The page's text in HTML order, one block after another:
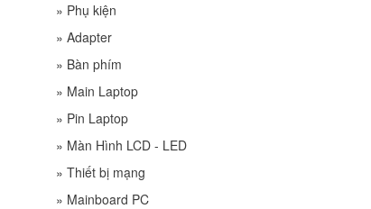
» Phụ kiện
» Adapter
» Bàn phím
» Main Laptop
» Pin Laptop
» Màn Hình LCD - LED
» Thiết bị mạng
» Mainboard PC